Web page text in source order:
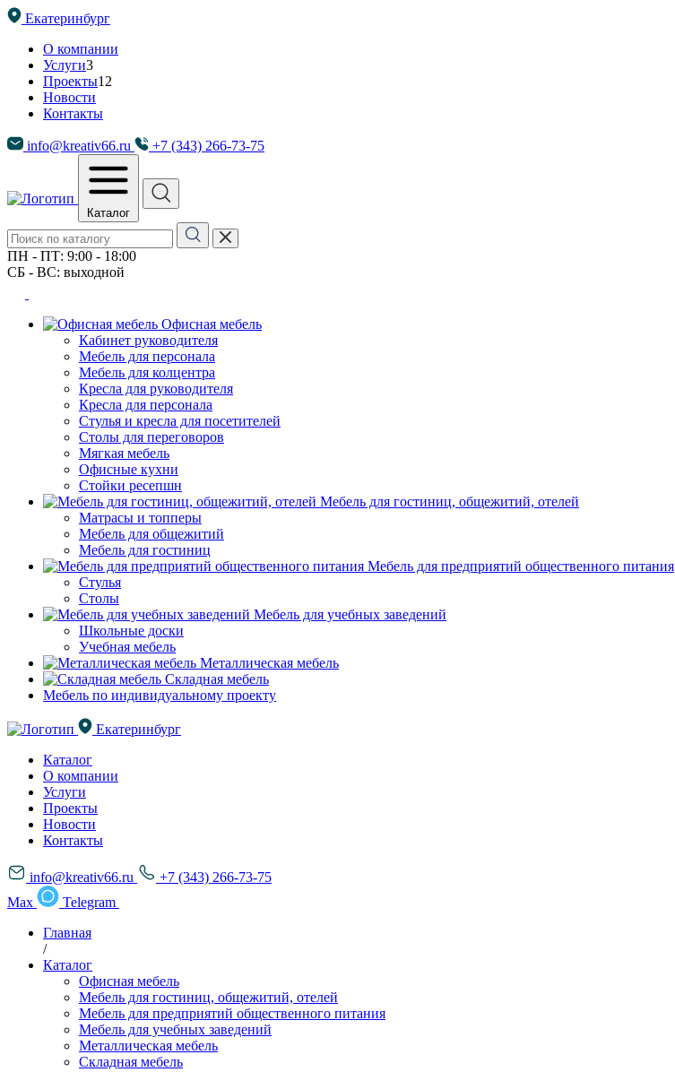
Екатеринбург
О компании
Услуги3
Проекты12
Новости
Контакты
info@kreativ66.ru +7 (343) 266-73-75
Каталог
ПН - ПТ: 9:00 - 18:00
СБ - ВС: выходной
Офисная мебель
Кабинет руководителя
Мебель для персонала
Мебель для колцентра
Кресла для руководителя
Кресла для персонала
Стулья и кресла для посетителей
Столы для переговоров
Мягкая мебель
Офисные кухни
Стойки ресепшн
Мебель для гостиниц, общежитий, отелей
Матрасы и топперы
Мебель для общежитий
Мебель для гостиниц
Мебель для предприятий общественного питания
Стулья
Столы
Мебель для учебных заведений
Школьные доски
Учебная мебель
Металлическая мебель
Складная мебель
Мебель по индивидуальному проекту
Екатеринбург
Каталог
О компании
Услуги
Проекты
Новости
Контакты
info@kreativ66.ru
+7 (343) 266-73-75
Max
Telegram
Главная
/
Каталог
Офисная мебель
Мебель для гостиниц, общежитий, отелей
Мебель для предприятий общественного питания
Мебель для учебных заведений
Металлическая мебель
Складная мебель